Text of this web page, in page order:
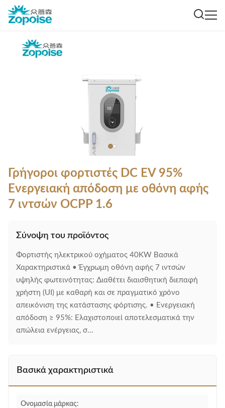
Γρήγοροι φορτιστές DC EV 95%
Ενεργειακή απόδοση με οθόνη αφής
7 ιντσών OCPP 1.6
Σύνοψη του προϊόντος
Φορτιστής ηλεκτρικού οχήματος 40KW Βασικά
Χαρακτηριστικά • Έγχρωμη οθόνη αφής 7 ιντσών
υψηλής φωτεινότητας: Διαθέτει διαισθητική διεπαφή
χρήστη (UI) με καθαρή και σε πραγματικό χρόνο
απεικόνιση της κατάστασης φόρτισης. • Ενεργειακή
απόδοση ≥ 95%: Ελαχιστοποιεί αποτελεσματικά την
απώλεια ενέργειας, σ...
Βασικά χαρακτηριστικά
Ονομασία μάρκας: